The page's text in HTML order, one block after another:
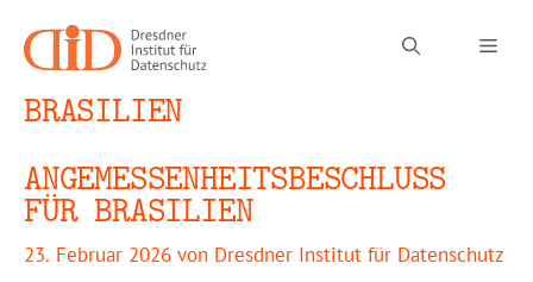
Inhalt
springen
BRASILIEN
ANGEMESSENHEITSBESCHLUSS
FÜR BRASILIEN
23. Februar 2026 von Dresdner Institut für Datenschutz